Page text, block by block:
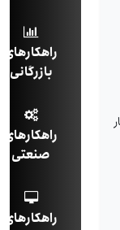
راهکارهای
بازرگانی
راهکارهای
صنعتی
راهکارهای